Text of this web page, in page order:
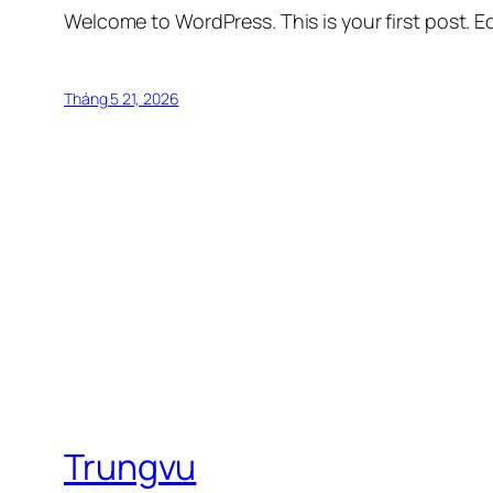
Welcome to WordPress. This is your first post.
Tháng 5 21, 2026
Trungvu